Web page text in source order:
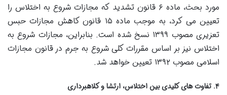
مورد بحث، ماده ۶ قانون تشدید که مجازات شروع به اختلاس را
تعیین می کرد، به موجب ماده ۱۵ قانون کاهش مجازات حبس
تعزیری مصوب ۱۳۹۹ نسخ شده است. بنابراین، مجازات شروع به
اختلاس نیز بر اساس مقررات کلی شروع به جرم در قانون مجازات
اسلامی مصوب ۱۳۹۲ تعیین خواهد شد.
۴. تفاوت های کلیدی بین اختلاس، ارتشا و کلاهبرداری